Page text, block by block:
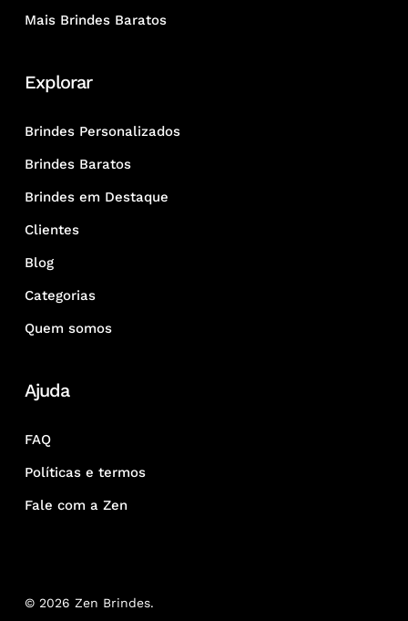
Mais Brindes Baratos
Explorar
Brindes Personalizados
Brindes Baratos
Brindes em Destaque
Clientes
Blog
Categorias
Quem somos
Ajuda
FAQ
Políticas e termos
Fale com a Zen
© 2026 Zen Brindes.